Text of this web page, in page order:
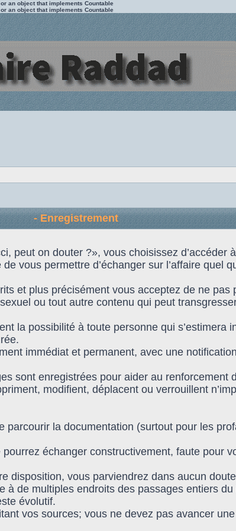
an object that implements Countable
an object that implements Countable
- Enregistrement
peut on douter ?», vous choisissez d’accéder
de vous permettre d’échanger sur l’affaire quel
et plus précisément vous acceptez de ne
ou tout autre contenu qui peut
la possibilité à toute personne qui s’estimera
immédiat et permanent, avec une
sont enregistrées pour aider au renforcement
modifient, déplacent ou verrouillent
parcourir la documentation (surtout pour les
échanger constructivement, faute pour
disposition, vous parviendrez dans aucun
à de multiples endroits des passages entiers
évolutif.
vos sources; vous ne devez pas avancer